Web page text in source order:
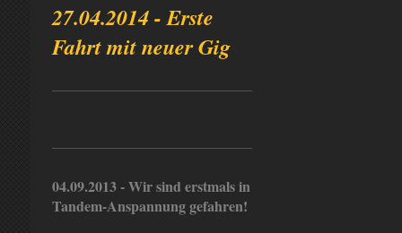
27.04.2014 - Erste
Fahrt mit neuer Gig
04.09.2013 - Wir sind erstmals in
Tandem-Anspannung gefahren!